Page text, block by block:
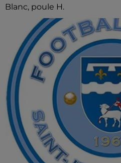
Blanc, poule H.